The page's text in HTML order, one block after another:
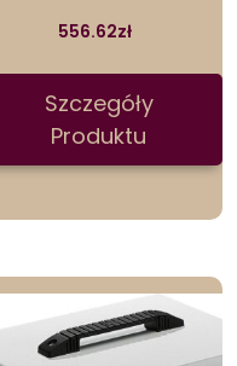
556.62zł
Szczegóły
Produktu